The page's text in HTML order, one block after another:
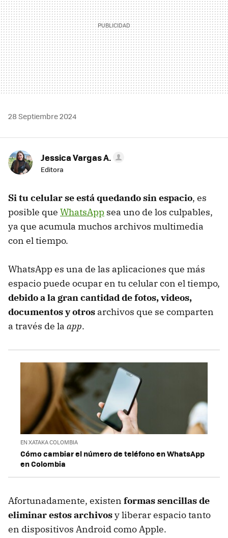
28 Septiembre 2024
Jessica Vargas A.
Editora
Si tu celular se está quedando sin espacio, es
posible que WhatsApp sea uno de los culpables,
ya que acumula muchos archivos multimedia
con el tiempo.
WhatsApp es una de las aplicaciones que más
espacio puede ocupar en tu celular con el tiempo,
debido a la gran cantidad de fotos, videos,
documentos y otros archivos que se comparten
a través de la app.
EN XATAKA COLOMBIA
Cómo cambiar el número de teléfono en WhatsApp
en Colombia
Afortunadamente, existen formas sencillas de
eliminar estos archivosy liberar espacio tanto
en dispositivos Android como Apple.